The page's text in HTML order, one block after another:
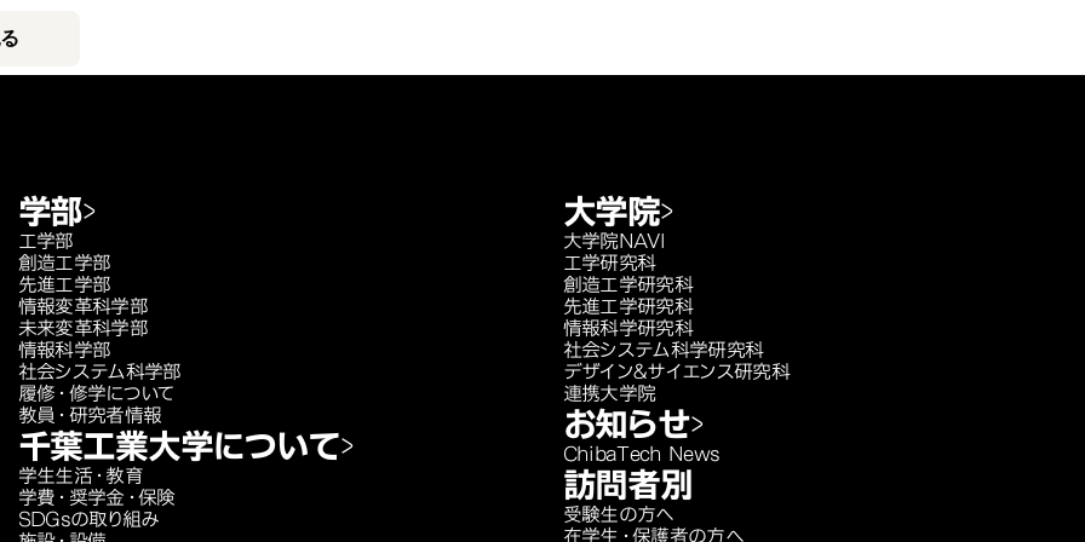
学部
工学部
創造工学部
先進工学部
情報変革科学部
未来変革科学部
情報科学部
社会システム科学部
履修・修学について
教員・研究者情報
千葉工業大学について
学生生活・教育
学費・奨学金・保険
SDGsの取り組み
大学院
大学院NAVI
工学研究科
創造工学研究科
先進工学研究科
情報科学研究科
社会システム科学研究科
デザイン＆サイエンス研究科
連携大学院
お知らせ
ChibaTech News
訪問者別
受験生の方へ
在学生・保護者の方へ